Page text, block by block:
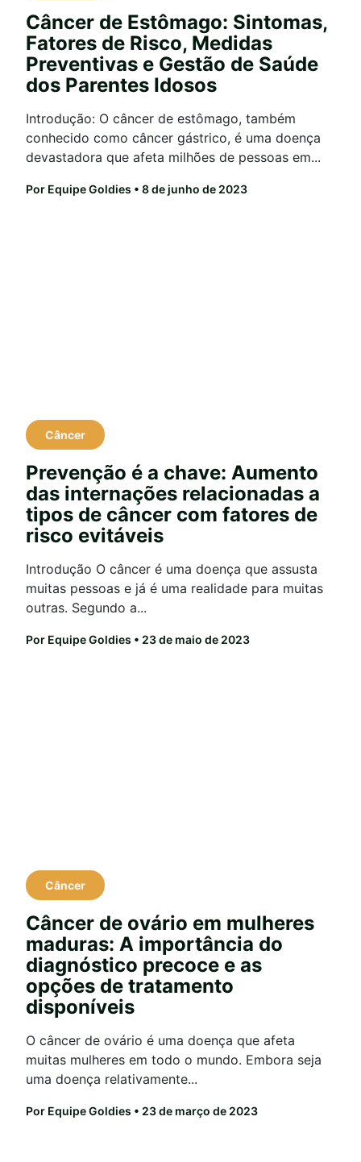
Câncer de Estômago: Sintomas,
Fatores de Risco, Medidas
Preventivas e Gestão de Saúde
dos Parentes Idosos
Introdução: O câncer de estômago, também
conhecido como câncer gástrico, é uma doença
devastadora que afeta milhões de pessoas em...
Por Equipe Goldies • 8 de junho de 2023
Câncer
Prevenção é a chave: Aumento
das internações relacionadas a
tipos de câncer com fatores de
risco evitáveis
Introdução O câncer é uma doença que assusta
muitas pessoas e já é uma realidade para muitas
outras. Segundo a...
Por Equipe Goldies • 23 de maio de 2023
Câncer
Câncer de ovário em mulheres
maduras: A importância do
diagnóstico precoce e as
opções de tratamento
disponíveis
O câncer de ovário é uma doença que afeta
muitas mulheres em todo o mundo. Embora seja
uma doença relativamente...
Por Equipe Goldies • 23 de março de 2023